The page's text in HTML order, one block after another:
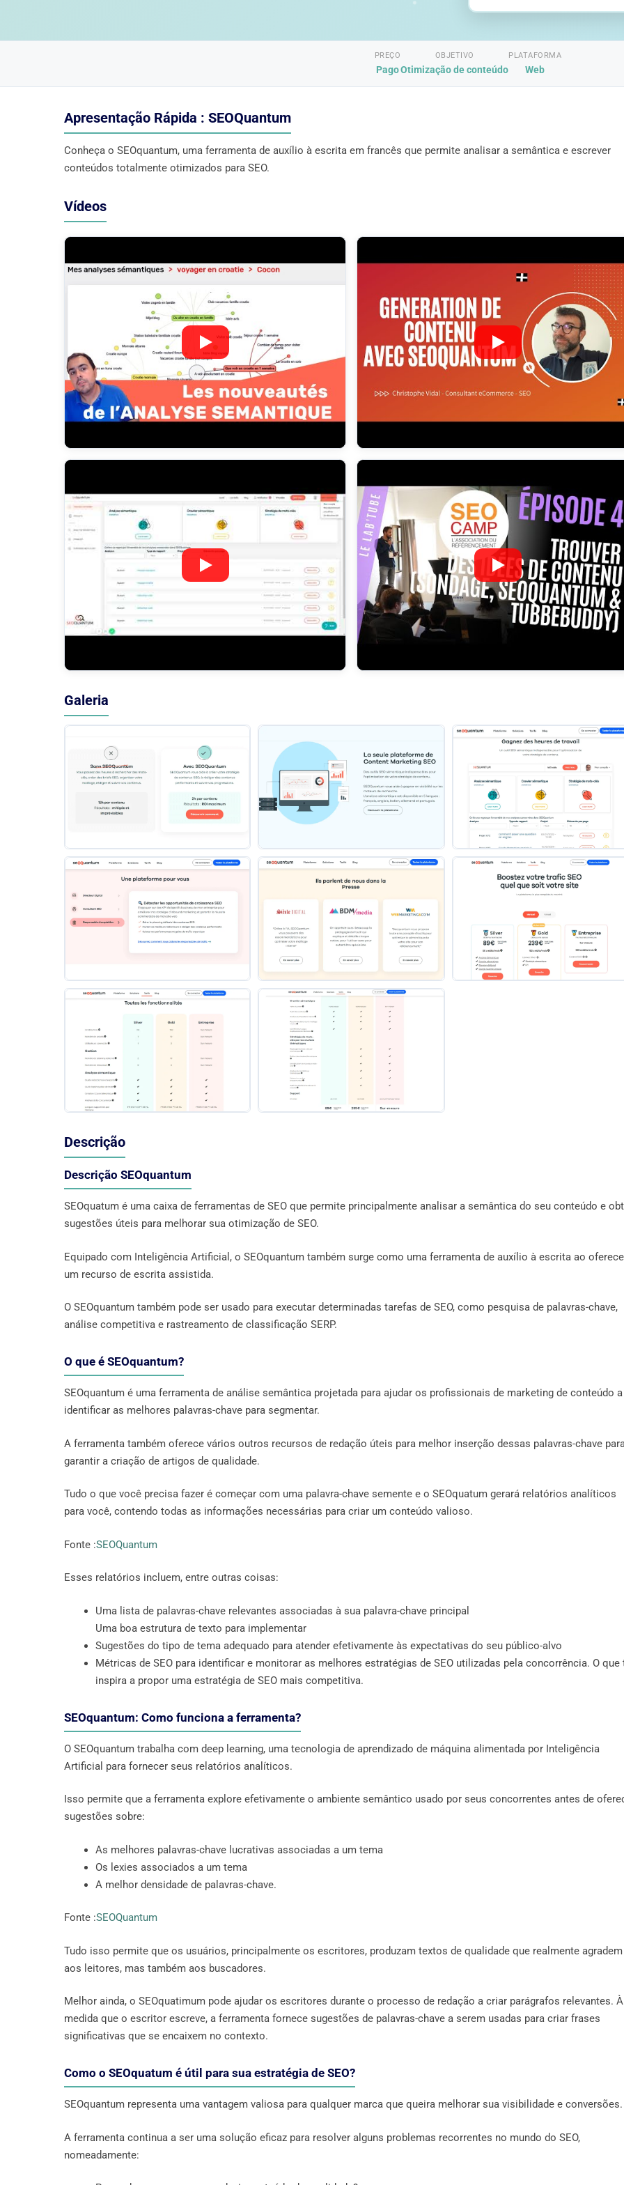
PREÇO
Pago
OBJETIVO
Otimização de conteúdo
PLATAFORMA
Web
Apresentação Rápida : SEOQuantum
Conheça o SEOquantum, uma ferramenta de auxílio à escrita em francês que permite analisar a semântica e escrever
conteúdos totalmente otimizados para SEO.
Vídeos
Galeria
Descrição
Descrição SEOquantum
SEOquatum é uma caixa de ferramentas de SEO que permite principalmente analisar a semântica do seu conteúdo e
sugestões úteis para melhorar sua otimização de SEO.
Equipado com Inteligência Artificial, o SEOquantum também surge como uma ferramenta de auxílio à escrita ao
um recurso de escrita assistida.
O SEOquantum também pode ser usado para executar determinadas tarefas de SEO, como pesquisa de palavras-chave,
análise competitiva e rastreamento de classificação SERP.
O que é SEOquantum?
SEOquantum é uma ferramenta de análise semântica projetada para ajudar os profissionais de marketing de conteúdo a
identificar as melhores palavras-chave para segmentar.
A ferramenta também oferece vários outros recursos de redação úteis para melhor inserção dessas palavras-chave
garantir a criação de artigos de qualidade.
Tudo o que você precisa fazer é começar com uma palavra-chave semente e o SEOquatum gerará relatórios analíticos
para você, contendo todas as informações necessárias para criar um conteúdo valioso.
Fonte :SEOQuantum
Esses relatórios incluem, entre outras coisas:
Uma lista de palavras-chave relevantes associadas à sua palavra-chave principal
Uma boa estrutura de texto para implementar
Sugestões do tipo de tema adequado para atender efetivamente às expectativas do seu público-alvo
Métricas de SEO para identificar e monitorar as melhores estratégias de SEO utilizadas pela concorrência. O que
inspira a propor uma estratégia de SEO mais competitiva.
SEOquantum: Como funciona a ferramenta?
O SEOquantum trabalha com deep learning, uma tecnologia de aprendizado de máquina alimentada por Inteligência
Artificial para fornecer seus relatórios analíticos.
Isso permite que a ferramenta explore efetivamente o ambiente semântico usado por seus concorrentes antes de
sugestões sobre:
As melhores palavras-chave lucrativas associadas a um tema
Os lexies associados a um tema
A melhor densidade de palavras-chave.
Fonte :SEOQuantum
Tudo isso permite que os usuários, principalmente os escritores, produzam textos de qualidade que realmente agradem
aos leitores, mas também aos buscadores.
Melhor ainda, o SEOquatimum pode ajudar os escritores durante o processo de redação a criar parágrafos relevantes. À
medida que o escritor escreve, a ferramenta fornece sugestões de palavras-chave a serem usadas para criar frases
significativas que se encaixem no contexto.
Como o SEOquatum é útil para sua estratégia de SEO?
SEOquantum representa uma vantagem valiosa para qualquer marca que queira melhorar sua visibilidade e conversões.
A ferramenta continua a ser uma solução eficaz para resolver alguns problemas recorrentes no mundo do SEO,
nomeadamente: